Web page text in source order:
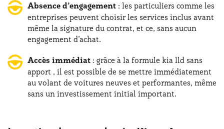
Absence d’engagement : les particuliers comme les
entreprises peuvent choisir les services inclus avant
même la signature du contrat, et ce, sans aucun
engagement d’achat.
Accès immédiat : grâce à la formule kia lld sans
apport , il est possible de se mettre immédiatement
au volant de voitures neuves et performantes, même
sans un investissement initial important.